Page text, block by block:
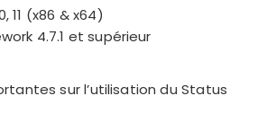
11 (x86 & x64)
4.7.1 et supérieur
sur l’utilisation du Status